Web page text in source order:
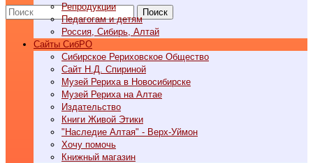
Поиск
Репродукции
Педагогам и детям
Россия, Сибирь, Алтай
Cайты СибРО
Сибирское Рериховское Общество
Сайт Н.Д. Спириной
Музей Рериха в Новосибирске
Музей Рериха на Алтае
Издательство
Книги Живой Этики
"Наследие Алтая" - Верх-Уймон
Хочу помочь
Книжный магазин